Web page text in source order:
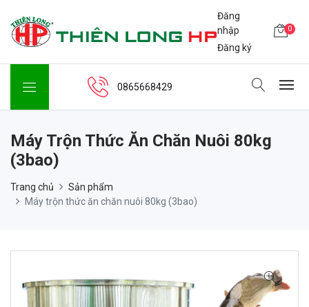
Đăng
nhập
Đăng ký
0
0865668429
Máy Trộn Thức Ăn Chăn Nuôi 80kg
(3bao)
Trang chủ
Sản phẩm
Máy trộn thức ăn chăn nuôi 80kg (3bao)